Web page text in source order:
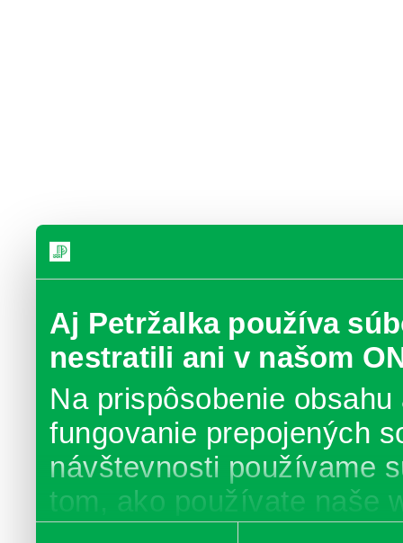
Aj Petržalka používa
nestratili ani v našom
Na prispôsobenie
fungovanie prepojených
návštevnosti používame
tom, ako používate naše